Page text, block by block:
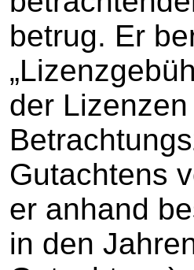
betrug. Er
der
Gutachtens
er anhand
in den